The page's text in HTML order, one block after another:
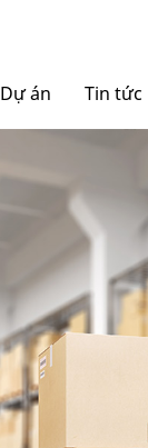
Dự án Tin tức
Báo chí